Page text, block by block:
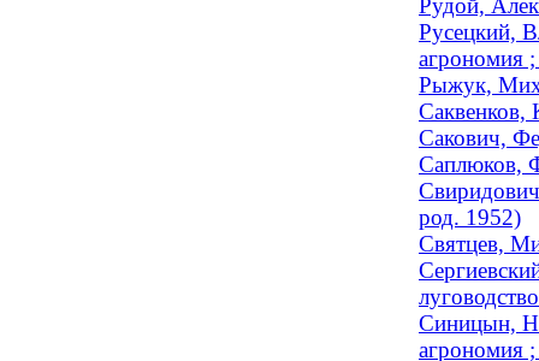
Рудой,
Русецкий,
агрономия
Рыжук,
Саквенков,
Сакович,
Саплюков,
род. 1952)
Святцев,
Синицын,
агрономия